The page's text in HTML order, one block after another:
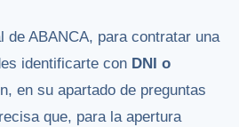
de ABANCA, para contratar una
identificarte con DNI o
en su apartado de preguntas
que, para la apertura